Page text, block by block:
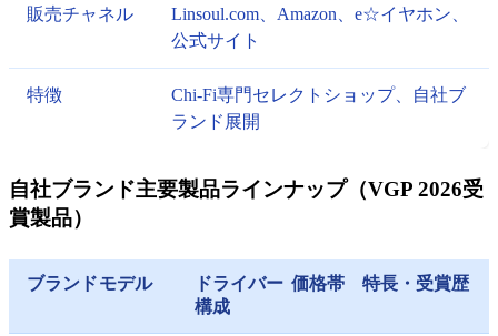
販売チャネル
Linsoul.com、Amazon、e☆イヤホン、
公式サイト
特徴
Chi-Fi専門セレクトショップ、自社ブ
ランド展開
自社ブランド主要製品ラインナップ（VGP 2026受
賞製品）
ブランドモデル
ドライバー
構成
価格帯 特長・受賞歴